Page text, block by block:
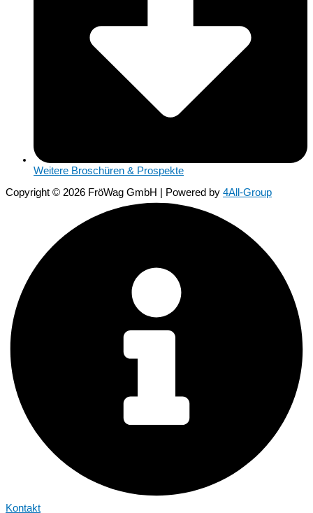
Weitere Broschüren & Prospekte
Copyright © 2026 FröWag GmbH | Powered by 4All-Group
Kontakt